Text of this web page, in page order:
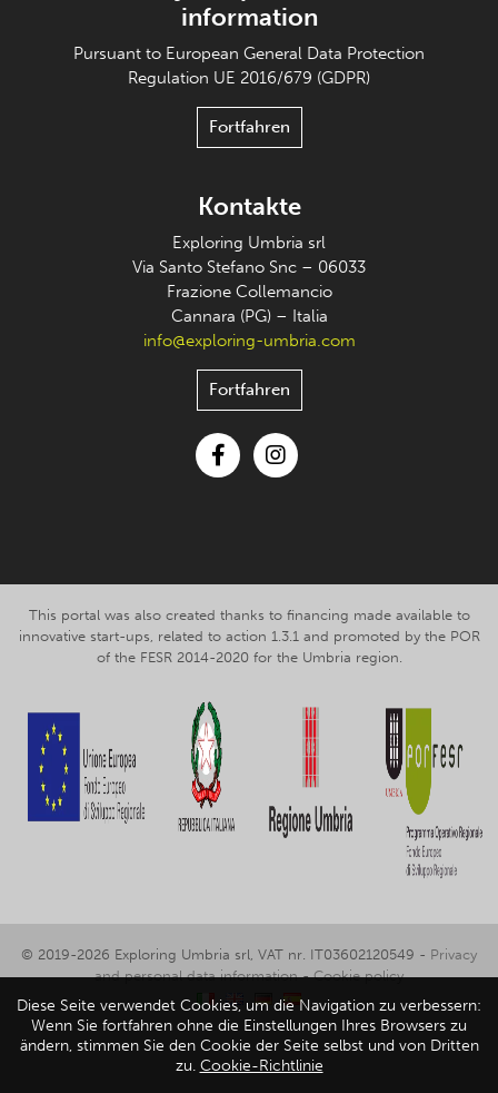
information
Pursuant to European General Data Protection
Regulation UE 2016/679 (GDPR)
Fortfahren
Kontakte
Exploring Umbria srl
Via Santo Stefano Snc – 06033
Frazione Collemancio
Cannara (PG) – Italia
info@exploring-umbria.com
Fortfahren
This portal was also created thanks to financing made available to
innovative start-ups, related to action 1.3.1 and promoted by the POR
of the FESR 2014-2020 for the Umbria region.
© 2019-2026 Exploring Umbria srl, VAT nr. IT03602120549 - Privacy
and personal data information-Cookie policy
Diese Seite verwendet Cookies, um die Navigation zu verbessern:
Wenn Sie fortfahren ohne die Einstellungen Ihres Browsers zu
ändern, stimmen Sie den Cookie der Seite selbst und von Dritten
zu. Cookie-Richtlinie